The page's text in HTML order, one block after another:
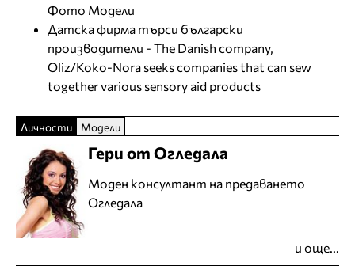
Фото Модели
Датска фирма търси български
производители - The Danish company,
Oliz/Koko-Nora seeks companies that can sew
together various sensory aid products
Личности Модели
Гери от Огледала
Моден консултант на предаването
Огледала
и още...